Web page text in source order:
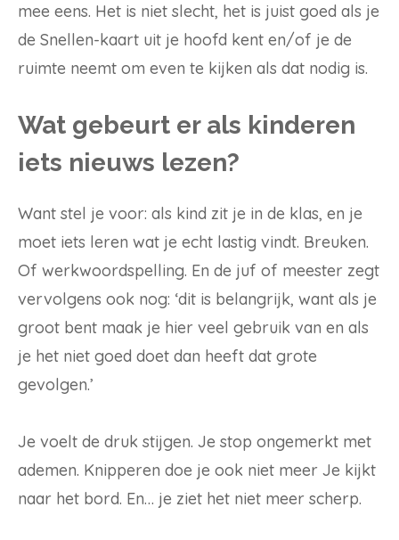
mee eens. Het is niet slecht, het is juist goed als je
de Snellen-kaart uit je hoofd kent en/of je de
ruimte neemt om even te kijken als dat nodig is.
Wat gebeurt er als kinderen
iets nieuws lezen?
Want stel je voor: als kind zit je in de klas, en je
moet iets leren wat je echt lastig vindt. Breuken.
Of werkwoordspelling. En de juf of meester zegt
vervolgens ook nog: ‘dit is belangrijk, want als je
groot bent maak je hier veel gebruik van en als
je het niet goed doet dan heeft dat grote
gevolgen.’
Je voelt de druk stijgen. Je stop ongemerkt met
ademen. Knipperen doe je ook niet meer Je kijkt
naar het bord. En… je ziet het niet meer scherp.